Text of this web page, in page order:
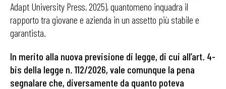
Adapt University Press, 2025), quantomeno inquadra il
rapporto tra giovane e azienda in un assetto più stabile e
garantista.
In merito alla nuova previsione di legge, di cui all’art. 4-
bis della legge n. 112/2026, vale comunque la pena
segnalare che, diversamente da quanto poteva